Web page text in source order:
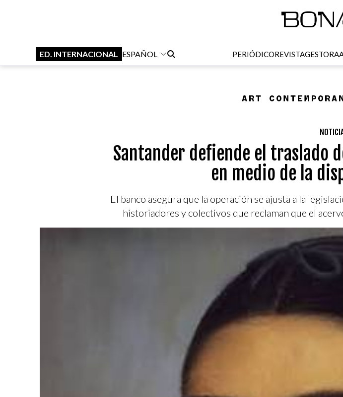
ED. INTERNACIONAL ESPAÑOL PERIÓDICOREVISTAGESTORA
Santander defiende el traslado
en medio de la
El banco asegura que la operación se ajusta a la
historiadores y colectivos que reclaman que el